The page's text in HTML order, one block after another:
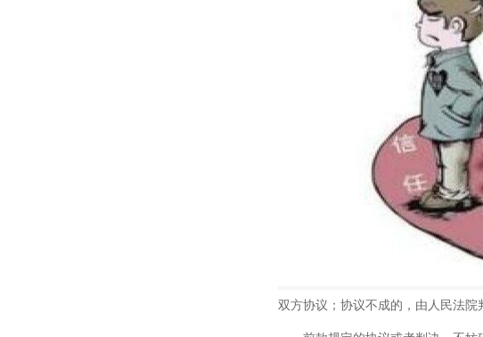
双方协议；协议不成的，由人民法院